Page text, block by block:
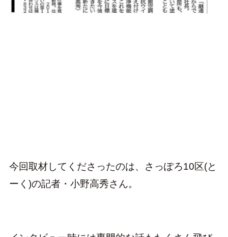
今回取材してくださったのは、さっぽろ10区(と
ーく)の記者・小野高秀さん。